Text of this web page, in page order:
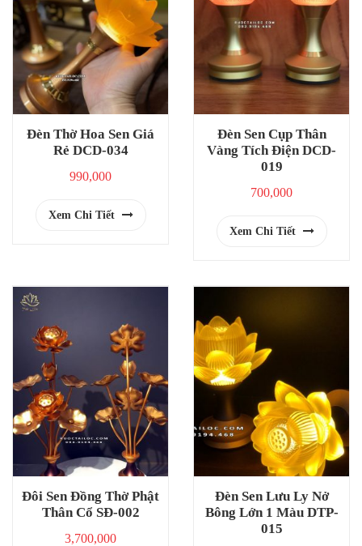
Đèn Thờ Hoa Sen Giá
Rẻ DCD-034
990,000
Xem Chi Tiết
Đèn Sen Cụp Thân
Vàng Tích Điện DCD-
019
700,000
Xem Chi Tiết
Đôi Sen Đồng Thờ Phật
Thân Cổ SĐ-002
3,700,000
Đèn Sen Lưu Ly Nở
Bông Lớn 1 Màu DTP-
015